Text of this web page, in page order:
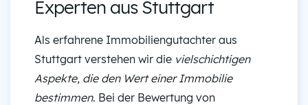
Experten aus Stuttgart
Als erfahrene Immobiliengutachter aus
Stuttgart verstehen wir die vielschichtigen
Aspekte, die den Wert einer Immobilie
bestimmen. Bei der Bewertung von